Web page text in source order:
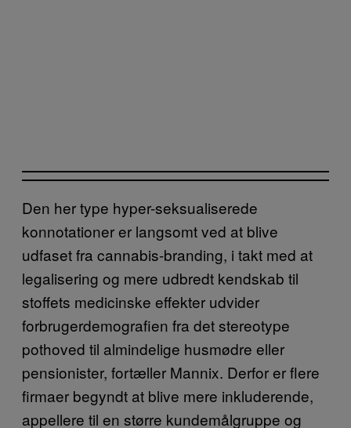
Den her type hyper-seksualiserede
konnotationer er langsomt ved at blive
udfaset fra cannabis-branding, i takt med at
legalisering og mere udbredt kendskab til
stoffets medicinske effekter udvider
forbrugerdemografien fra det stereotype
pothoved til almindelige husmødre eller
pensionister, fortæller Mannix. Derfor er flere
firmaer begyndt at blive mere inkluderende,
appellere til en større kundemålgruppe og